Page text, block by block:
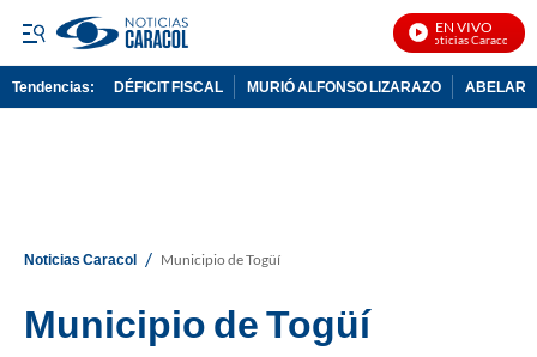
EN VIVO
Noticias Caracol En
Tendencias: DÉFICIT FISCAL MURIÓ ALFONSO LIZARAZO
Noticias Caracol / Municipio de Togüí
Municipio de Togüí